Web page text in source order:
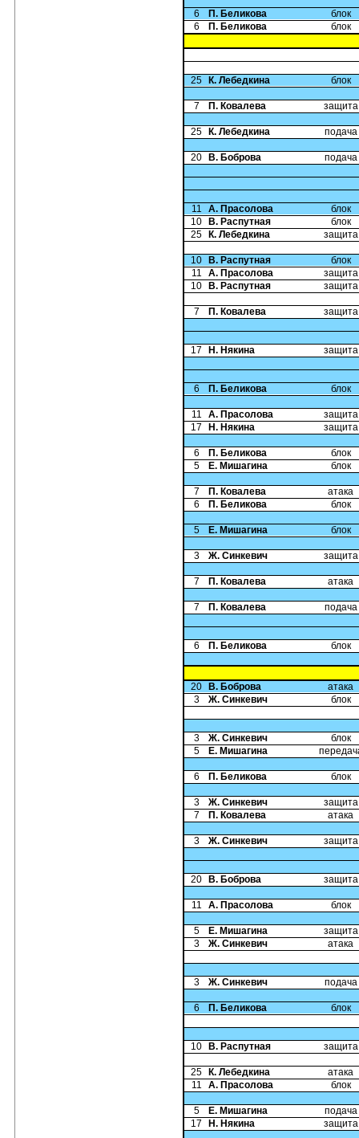
6 П. Беликова
блок
6
П. Беликова блок
25 К. Лебедкина блок
7 П. Ковалева защита
25 К. Лебедкина подача
20 В. Боброва подача
11 А. Прасолова
блок
10
В. Распутная
блок
25
К. Лебедкина защита
10 В. Распутная
блок
11
А. Прасолова
защита
10
В. Распутная защита
7 П. Ковалева защита
17 Н. Някина защита
6 П. Беликова блок
11 А. Прасолова
защита
17
Н. Някина защита
6 П. Беликова
блок
5
Е. Мишагина блок
7 П. Ковалева
атака
6
П. Беликова блок
5 Е. Мишагина блок
3 Ж. Синкевич защита
7 П. Ковалева атака
7 П. Ковалева подача
6 П. Беликова блок
20 В. Боброва
атака
3
Ж. Синкевич блок
3 Ж. Синкевич
блок
5
Е. Мишагина
6 П. Беликова блок
3 Ж. Синкевич
защита
7
П. Ковалева атака
3 Ж. Синкевич защита
20 В. Боброва защита
11 А. Прасолова блок
5 Е. Мишагина
защита
3
Ж. Синкевич атака
3 Ж. Синкевич подача
6 П. Беликова блок
10 В. Распутная защита
25 К. Лебедкина
атака
11
А. Прасолова блок
5 Е. Мишагина
подача
17
Н. Някина защита